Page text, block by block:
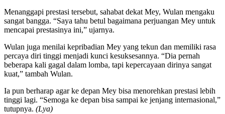
Menanggapi prestasi tersebut, sahabat dekat Mey, Wulan mengaku
sangat bangga. “Saya tahu betul bagaimana perjuangan Mey untuk
mencapai prestasinya ini,” ujarnya.
Wulan juga menilai kepribadian Mey yang tekun dan memiliki rasa
percaya diri tinggi menjadi kunci kesuksesannya. “Dia pernah
beberapa kali gagal dalam lomba, tapi kepercayaan dirinya sangat
kuat,” tambah Wulan.
Ia pun berharap agar ke depan Mey bisa menorehkan prestasi lebih
tinggi lagi. “Semoga ke depan bisa sampai ke jenjang internasional,”
tutupnya. (Lya)